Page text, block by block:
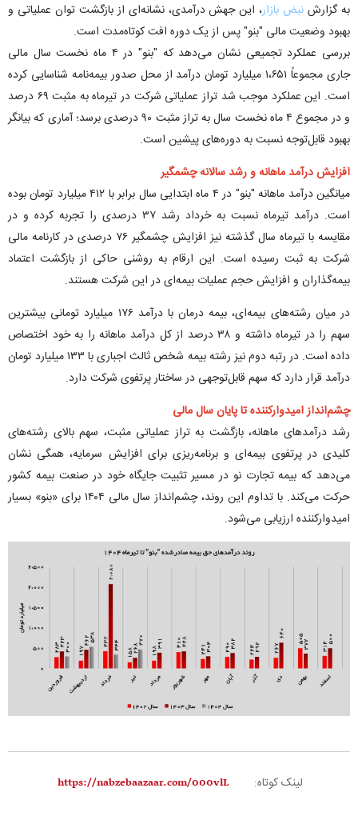
به گزارش نبض بازار، این جهش درآمدی، نشانه‌ای از بازگشت توان عملیاتی و
بهبود وضعیت مالی "بنو" پس از یک دوره افت کوتاه‌مدت است.
بررسی عملکرد تجمیعی نشان می‌دهد که "بنو" در ۴ ماه نخست سال مالی
جاری مجموعاً ۱،۶۵۱ میلیارد تومان درآمد از محل صدور بیمه‌نامه شناسایی کرده
است. این عملکرد موجب شد تراز عملیاتی شرکت در تیرماه به مثبت ۶۹ درصد
و در مجموع ۴ ماه نخست سال به تراز مثبت ۹۰ درصدی برسد؛ آماری که بیانگر
بهبود قابل‌توجه نسبت به دوره‌های پیشین است.
افزایش درآمد ماهانه و رشد سالانه چشمگیر
میانگین درآمد ماهانه "بنو" در ۴ ماه ابتدایی سال برابر با ۴۱۲ میلیارد تومان بوده
است. درآمد تیرماه نسبت به خرداد رشد ۳۷ درصدی را تجربه کرده و در
مقایسه با تیرماه سال گذشته نیز افزایش چشمگیر ۷۶ درصدی در کارنامه مالی
شرکت به ثبت رسیده است. این ارقام به روشنی حاکی از بازگشت اعتماد
بیمه‌گذاران و افزایش حجم عملیات بیمه‌ای در این شرکت هستند.
در میان رشته‌های بیمه‌ای، بیمه درمان با درآمد ۱۷۶ میلیارد تومانی بیشترین
سهم را در تیرماه داشته و ۳۸ درصد از کل درآمد ماهانه را به خود اختصاص
داده است. در رتبه دوم نیز رشته بیمه شخص ثالث اجباری با ۱۳۳ میلیارد تومان
درآمد قرار دارد که سهم قابل‌توجهی در ساختار پرتفوی شرکت دارد.
چشم‌انداز امیدوارکننده تا پایان سال مالی
رشد درآمد‌های ماهانه، بازگشت به تراز عملیاتی مثبت، سهم بالای رشته‌های
کلیدی در پرتفوی بیمه‌ای و برنامه‌ریزی برای افزایش سرمایه، همگی نشان
می‌دهد که بیمه تجارت نو در مسیر تثبیت جایگاه خود در صنعت بیمه کشور
حرکت می‌کند. با تداوم این روند، چشم‌انداز سال مالی ۱۴۰۴ برای «بنو» بسیار
امیدوارکننده ارزیابی می‌شود.
لینک کوتاه: